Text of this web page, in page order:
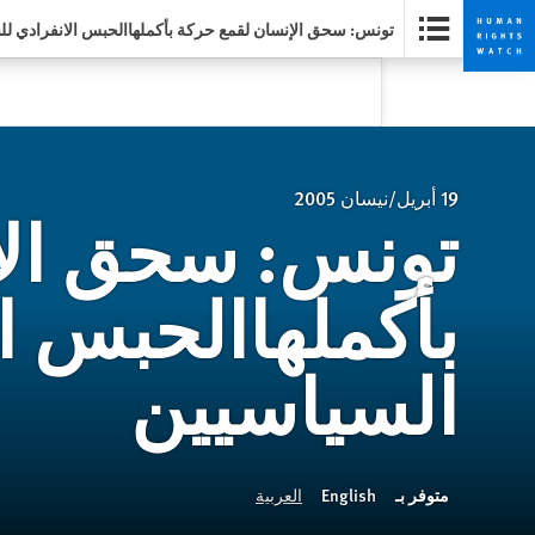
Skip
cookie
Skip
main
تونس: سحق الإنسان لقمع حركة بأكملهاالحبس الانفرادي
19 أبريل/نيسان 2005
تونس: سحق
بأكملهاالحبس
السياسيين
متوفر بـ English العربية